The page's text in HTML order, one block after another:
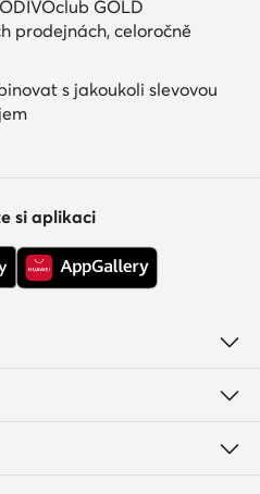
GOLD
prodejnách, celoročně
s jakoukoli slevovou
si aplikaci